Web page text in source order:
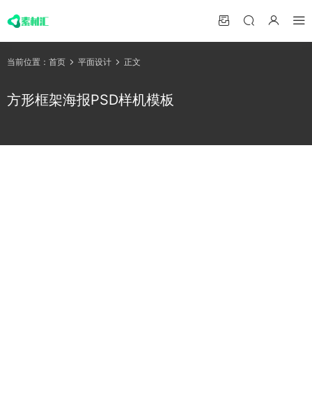
当前位置： 首页 平面设计 正文
方形框架海报PSD样机模板